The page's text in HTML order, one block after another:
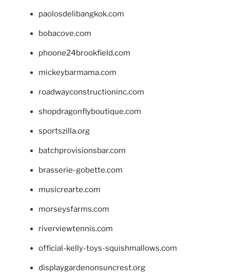
paolosdelibangkok.com
bobacove.com
phoone24brookfield.com
mickeybarmama.com
roadwayconstructioninc.com
shopdragonflyboutique.com
sportszilla.org
batchprovisionsbar.com
brasserie-gobette.com
musicrearte.com
morseysfarms.com
riverviewtennis.com
official-kelly-toys-squishmallows.com
displaygardenonsuncrest.org